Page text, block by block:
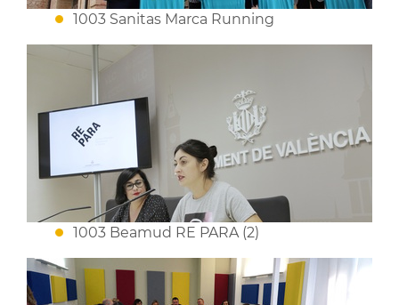
1003 Sanitas Marca Running
1003 Beamud RE PARA (2)